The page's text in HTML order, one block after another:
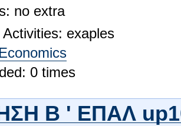
no extra
exaples
Economics
0 times
Β ' ΕΠΑΛ